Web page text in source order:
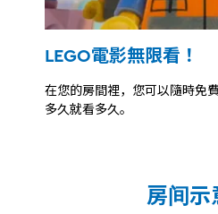
LEGO電影無限看！
在您的房間裡，您可以隨時免
多久就看多久。
房间示